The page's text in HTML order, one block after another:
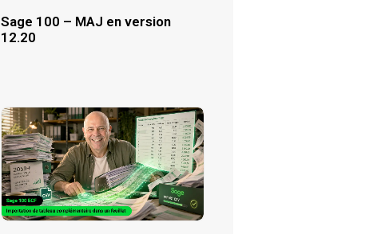
Sage 100 – MAJ en version
12.20